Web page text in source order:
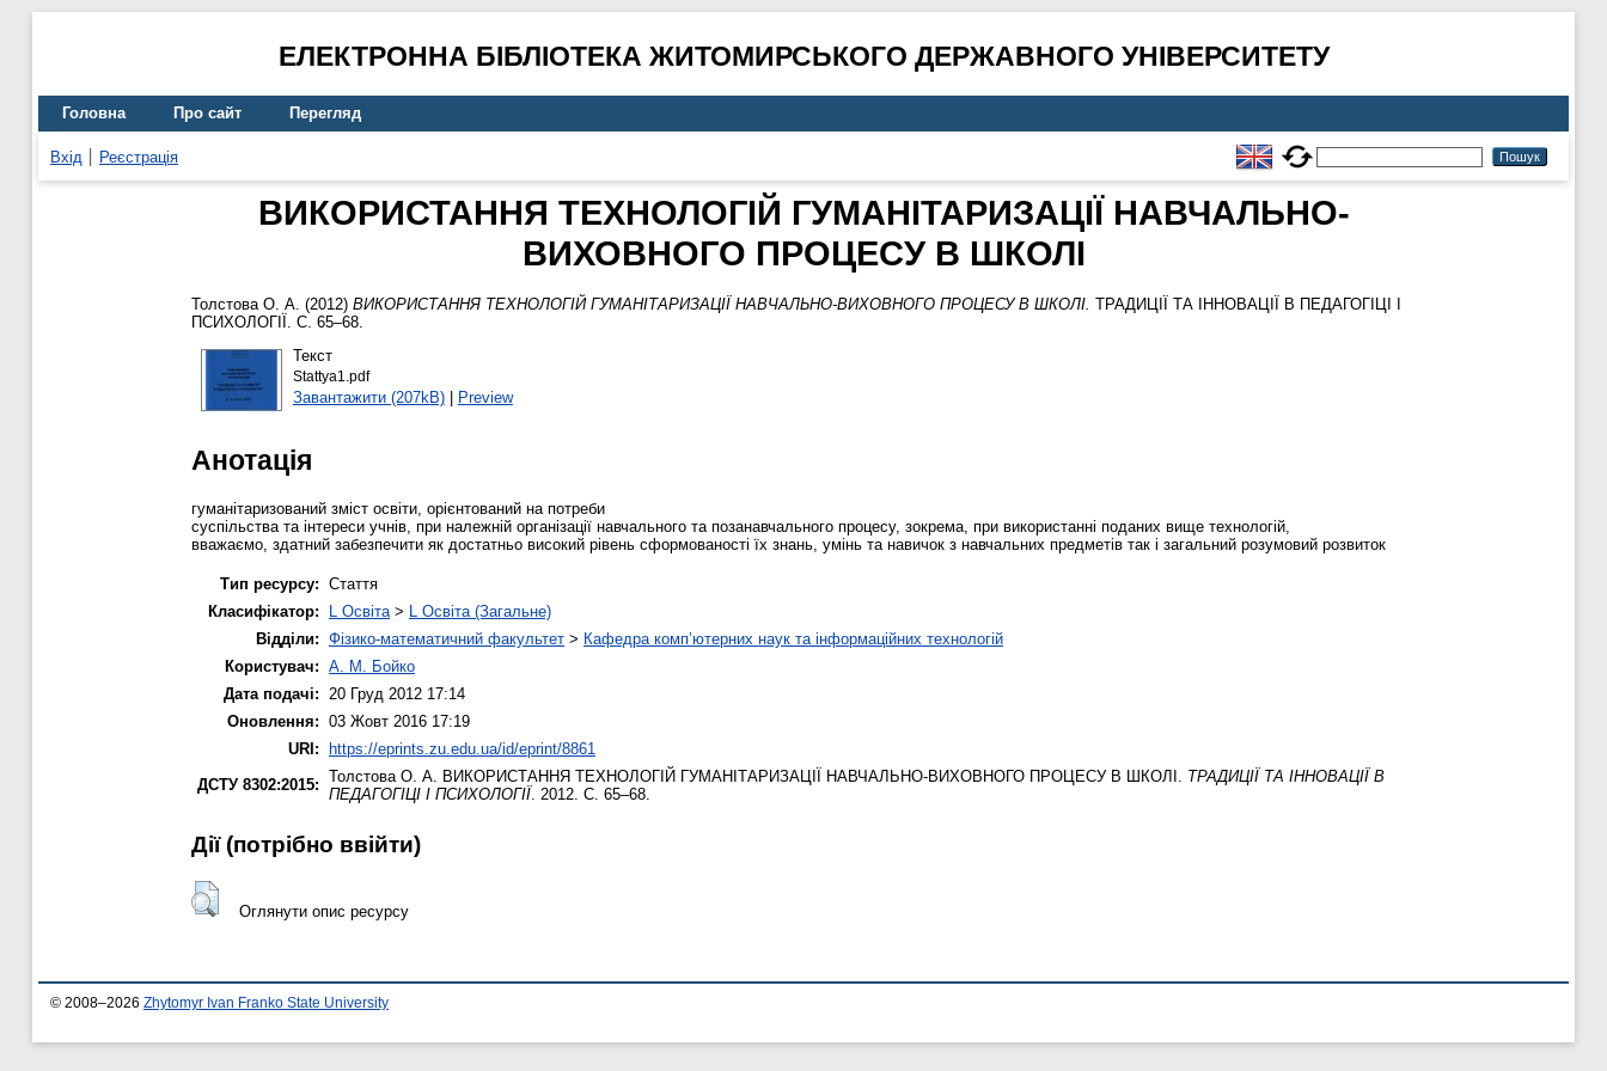
ЕЛЕКТРОННА БІБЛІОТЕКА ЖИТОМИРСЬКОГО ДЕРЖАВНОГО УНІВЕРСИТЕТУ
Головна Про сайт Перегляд
Вхід Реєстрація
ВИКОРИСТАННЯ ТЕХНОЛОГІЙ ГУМАНІТАРИЗАЦІЇ НАВЧАЛЬНО-
ВИХОВНОГО ПРОЦЕСУ В ШКОЛІ
Толстова О. А. (2012) ВИКОРИСТАННЯ ТЕХНОЛОГІЙ ГУМАНІТАРИЗАЦІЇ НАВЧАЛЬНО-ВИХОВНОГО ПРОЦЕСУ В ШКОЛІ. ТРАДИЦІЇ ТА ІННОВАЦІЇ В ПЕДАГОГІЦІ І
ПСИХОЛОГІЇ. С. 65–68.
Текст
Stattya1.pdf
Завантажити (207kB)| Preview
Анотація
гуманітаризований зміст освіти, орієнтований на потреби
суспільства та інтереси учнів, при належній організації навчального та позанавчального процесу, зокрема, при використанні поданих вище технологій,
вважаємо, здатний забезпечити як достатньо високий рівень сформованості їх знань, умінь та навичок з навчальних предметів так і загальний розумовий розвиток
Тип ресурсу: Стаття
Класифікатор:
L Освіта > L Освіта (Загальне)
Відділи: Фізико-математичний факультет > Кафедра комп’ютерних наук та інформаційних технологій
Користувач: А. М. Бойко
Дата подачі:
20 Груд 2012 17:14
Оновлення: 03 Жовт 2016 17:19
URI: https://eprints.zu.edu.ua/id/eprint/8861
ДСТУ 8302:2015: Толстова О. А. ВИКОРИСТАННЯ ТЕХНОЛОГІЙ ГУМАНІТАРИЗАЦІЇ НАВЧАЛЬНО-ВИХОВНОГО ПРОЦЕСУ В ШКОЛІ. ТРАДИЦІЇ ТА ІННОВАЦІЇ В
ПЕДАГОГІЦІ І ПСИХОЛОГІЇ . 2012. С. 65–68.
Дії ​​(потрібно ввійти)
Оглянути опис ресурсу
© 2008–2026 Zhytomyr Ivan Franko State University